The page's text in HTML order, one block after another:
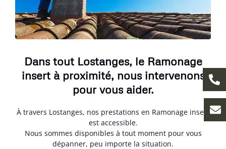
Dans tout Lostanges, le Ramonage
insert à proximité, nous intervenons
pour vous aider.
À travers Lostanges, nos prestations en Ramonage insert
est accessible.
Nous sommes disponibles à tout moment pour vous
dépanner, peu importe la situation.